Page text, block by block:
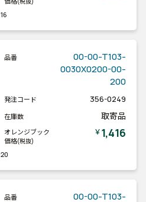
16
品番
00-00-T103-
0030X0200-00-
200
発注コード 356-0249
在庫数 取寄品
オレンジブック
価格(税抜)
￥1,416
20
品番
00-00-T103-